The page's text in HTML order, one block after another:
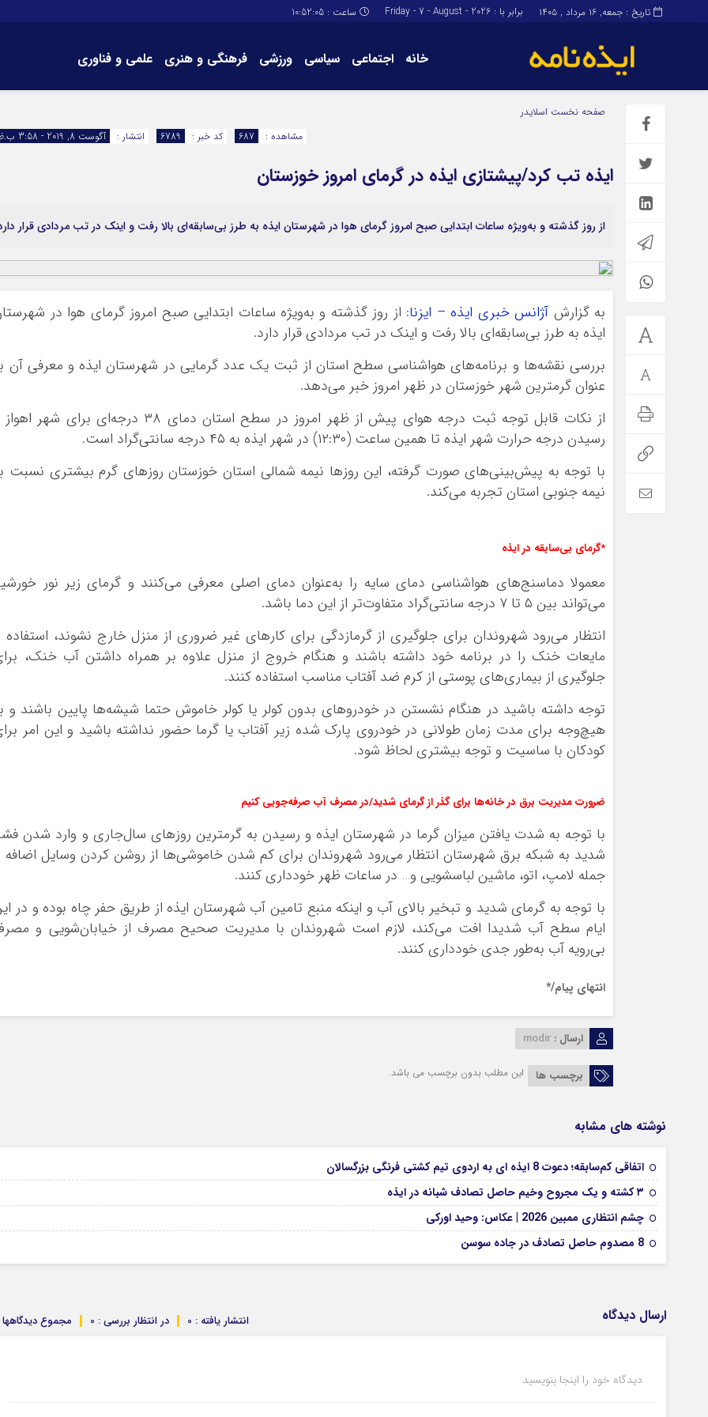
تاریخ : جمعه, ۱۶ مرداد , ۱۴۰۵ برابر با : Friday - 7 - August - 2026 ساعت : 10:52:05
خانه اجتماعی سیاسی ورزشی فرهنگی و هنری علمی و فناوری
برگه نمونهصفحه نخست اسلایدر
انتشار :
آگوست 8, 2019 - 3:58 ب.ظ کد خبر : 6789 مشاهده : 687
ایذه تب کرد/پیشتازی ایذه در گرمای امروز خوزستان
از روز گذشته و به‌ویژه ساعات ابتدایی صبح امروز گرمای هوا در شهرستان ایذه به طرز بی‌سابقه‌ای بالا رفت و اینک در تب مردادی قرار
به گزارش آژانس خبری ایذه – ایزنا: از روز گذشته و به‌ویژه ساعات ابتدایی صبح امروز گرمای هوا در
ایذه به طرز بی‌سابقه‌ای بالا رفت و اینک در تب مردادی قرار دارد.
بررسی‌ نقشه‌ها و برنامه‌های هواشناسی سطح استان از ثبت یک عدد گرمایی در شهرستان ایذه و معرفی آن
عنوان گرمترین شهر خوزستان در ظهر امروز خبر می‌دهد.
از نکات قابل توجه ثبت درجه هوای پیش از ظهر امروز در سطح استان دمای ۳۸ درجه‌ای برای شهر
رسیدن درجه حرارت شهر ایذه تا همین ساعت (۱۲:۳۰) در شهر ایذه به ۴۵ درجه سانتی‌گراد است.
با توجه به پیش‌بینی‌های صورت گرفته، این روزها نیمه شمالی استان خوزستان روزهای گرم بیشتری نسبت
نیمه جنوبی استان تجربه می‌کند.
*گرمای بی‌سابقه در ایذه
معمولا دماسنج‌های هواشناسی دمای سایه را به‌عنوان دمای اصلی معرفی می‌کنند و گرمای زیر نور
می‌تواند بین ۵ تا ۷ درجه سانتی‌گراد متفاوت‌تر از این دما باشد.
انتظار می‌رود شهروندان برای جلوگیری از گرمازدگی برای کارهای غیر ضروری از منزل خارج نشوند، استفاده
مایعات خنک را در برنامه خود داشته باشند و هنگام خروج از منزل علاوه بر همراه داشتن آب خنک،
جلوگیری از بیماری‌های پوستی از کرم ضد آفتاب مناسب استفاده کنند.
توجه داشته باشید در هنگام نشستن در خودروهای بدون کولر یا کولر خاموش حتما شیشه‌ها پایین باشند و
هیچ‌وجه برای مدت زمان طولانی در خودروی پارک شده زیر آفتاب یا گرما حضور نداشته باشید و این امر
کودکان با ساسیت و توجه بیشتری لحاظ شود.
ضرورت مدیریت برق در خانه‌ها برای گذر از گرمای شدید/در مصرف آب صرفه‌جویی کنیم
با توجه به شدت یافتن میزان گرما در شهرستان ایذه و رسیدن به گرمترین روزهای سال‌جاری و وارد شدن
شدید به شبکه برق شهرستان انتظار می‌رود شهروندان برای کم شدن خاموشی‌ها از روشن کردن وسایل اضافه
جمله لامپ، اتو، ماشین لباسشویی و… در ساعات ظهر خودداری کنند‌.
با توجه به گرمای شدید و تبخیر بالای آب و اینکه منبع تامین آب شهرستان ایذه از طریق حفر چاه بوده و در
ایام سطح آب شدیدا افت می‌کند، لازم است شهروندان با مدیریت صحیح مصرف از خیابان‌شویی و
بی‌رویه آب به‌طور جدی خودداری کنند.
انتهای پیام/*
ارسال : modir
برچسب ها این مطلب بدون برچسب می باشد.
نوشته های مشابه
اتفاقی کم‌سابقه؛ دعوت 8 ایذه ای به اردوی تیم کشتی فرنگی بزرگسالان
۳ کشته و یک مجروح وخیم حاصل تصادف شبانه در ایذه
چشم انتظاری ممبین 2026 | عکاس: وحید اورکی
8 مصدوم حاصل تصادف در جاده سوسن
ارسال دیدگاه مجموع دیدگاهها : در انتظار بررسی : 0 انتشار یافته : 0
دیدگاه خود را اینجا بنویسید